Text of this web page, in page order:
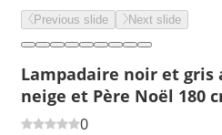
Previous slide Next slide
Lampadaire noir et gris
neige et Père Noël 180
0